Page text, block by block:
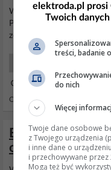
Witam , mam problem z
Po odwapnieniu ekspresu
zeby przestala migac ?
15 Lis 2019 22:16
Odpowiedzi: 16 Wyświetleń:
Ekspres
otwieranie
elektroda.pl prosi
Twoich
treści, badanie
do nich
Więcej
Twoje dane osobowe
z Twojego urządzenia
i inne dane o
i przechowywane
Mogą też być